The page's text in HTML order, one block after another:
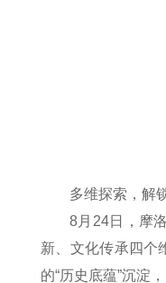
多维探索，解
8月24日，摩
新、文化传承四个
的“历史底蕴”沉淀